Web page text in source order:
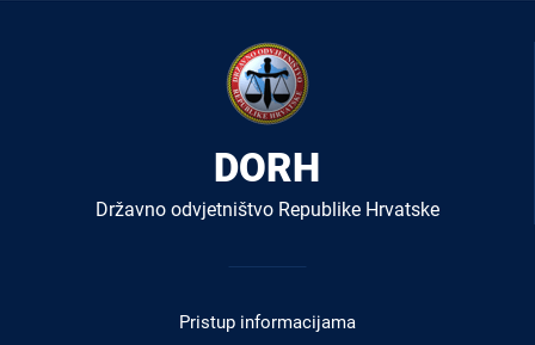
DORH
Državno odvjetništvo Republike Hrvatske
Pristup informacijama